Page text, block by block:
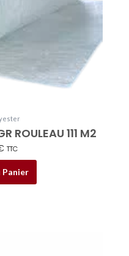
ROULEAU 111 M2
TTC